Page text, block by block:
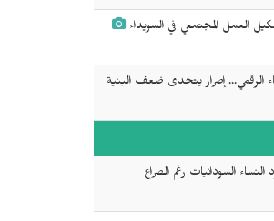
العمل المجتمعي في السويداء
الرقمي... إصرار يتحدى ضعف البنية
السودانيات رغم الصراع